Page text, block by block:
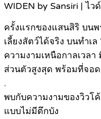
WIDEN by Sansiri | ไว
ครั้งแรกของแสนสิริ บนพ
เลี้ยงสัตว์ได้จริง บนทำเ
ความงามเหนือกาลเวล
ส่วนตัวสูงสุด พร้อมที่จอ
.
พบกับความงามของวิวโ
แบบไม่มีตึกบัง